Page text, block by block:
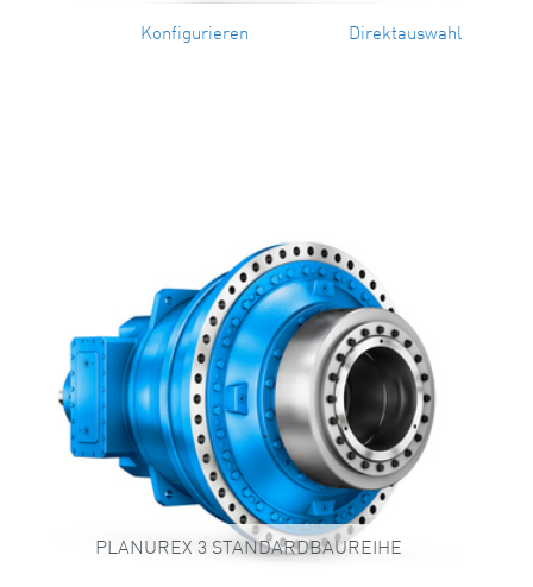
Konfigurieren Direktauswahl
PLANUREX 3 STANDARDBAUREIHE